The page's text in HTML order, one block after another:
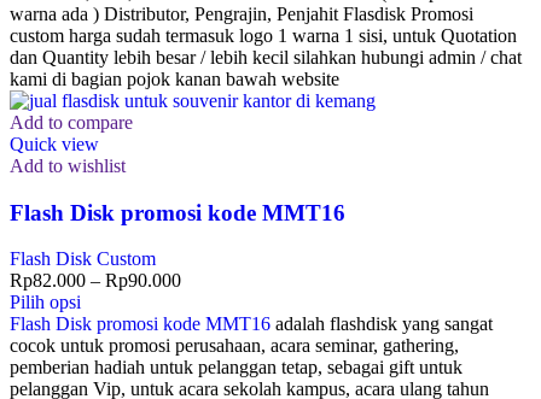
warna ada ) Distributor, Pengrajin, Penjahit Flasdisk Promosi
custom harga sudah termasuk logo 1 warna 1 sisi, untuk Quotation
dan Quantity lebih besar / lebih kecil silahkan hubungi admin / chat
kami di bagian pojok kanan bawah website
Add to compare
Quick view
Add to wishlist
Flash Disk promosi kode MMT16
Flash Disk Custom
Rp82.000 – Rp90.000
Pilih opsi
Flash Disk promosi kode MMT16 adalah flashdisk yang sangat
cocok untuk promosi perusahaan, acara seminar, gathering,
pemberian hadiah untuk pelanggan tetap, sebagai gift untuk
pelanggan Vip, untuk acara sekolah kampus, acara ulang tahun